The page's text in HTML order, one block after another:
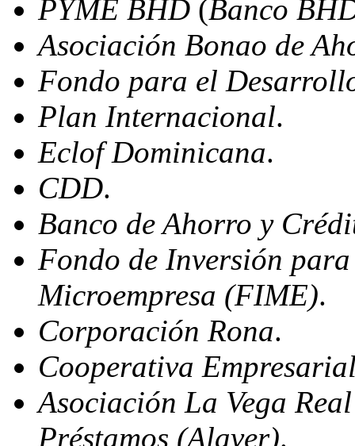
PYME BHD (Banco
Asociación Bonao de
Fondo para el
Plan Internacional.
Eclof Dominicana.
CDD.
Banco de Ahorro y
Fondo de Inversión
Microempresa (FIME).
Corporación Rona.
Cooperativa
Asociación La Vega
Préstamos (Alaver).